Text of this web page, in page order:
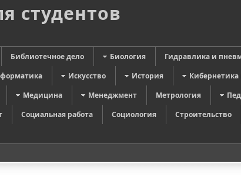
студентов
Библиотечное дело Биология Гидравлика и
Искусство История
Медицина Менеджмент Метрология
Социальная работа Социология Строительство